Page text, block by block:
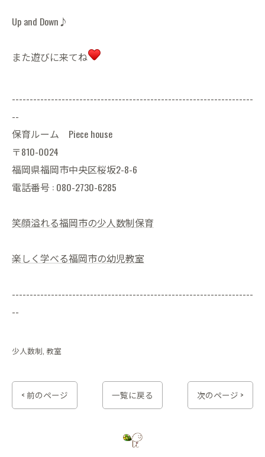
Up and Down♪
また遊びに来てね
--------------------------------------------------------------------
--
保育ルーム Piece house
〒810-0024
福岡県福岡市中央区桜坂2-8-6
電話番号 : 080-2730-6285
笑顔溢れる福岡市の少人数制保育
楽しく学べる福岡市の幼児教室
--------------------------------------------------------------------
--
少人数制 教室
< 前のページ 一覧に戻る 次のページ >